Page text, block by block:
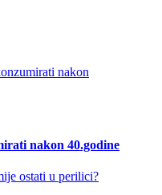
nakon 40.godine